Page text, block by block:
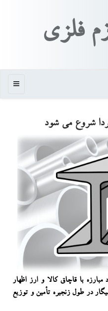
فلزی
منو
شروع می شود
با قاچاق كالا و ارز اظهار
در طول زنجیره تأمین و توزیع